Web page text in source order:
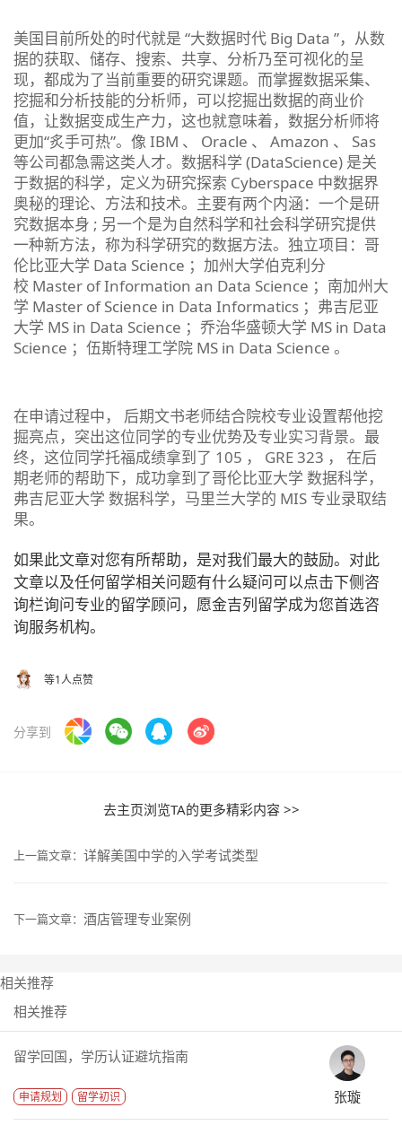
美国目前所处的时代就是 “大数据时代 Big Data ”，从数
据的获取、储存、搜索、共享、分析乃至可视化的呈
现，都成为了当前重要的研究课题。而掌握数据采集、
挖掘和分析技能的分析师，可以挖掘出数据的商业价
值，让数据变成生产力，这也就意味着，数据分析师将
更加“炙手可热”。像 IBM 、 Oracle 、 Amazon 、 Sas
等公司都急需这类人才。数据科学 (DataScience) 是关
于数据的科学，定义为研究探索 Cyberspace 中数据界
奥秘的理论、方法和技术。主要有两个内涵：一个是研
究数据本身 ; 另一个是为自然科学和社会科学研究提供
一种新方法，称为科学研究的数据方法。独立项目：哥
伦比亚大学 Data Science ；加州大学伯克利分
校 Master of Information an Data Science ；南加州大
学 Master of Science in Data Informatics ；弗吉尼亚
大学 MS in Data Science ；乔治华盛顿大学 MS in Data
Science ；伍斯特理工学院 MS in Data Science 。
在申请过程中， 后期文书老师结合院校专业设置帮他挖
掘亮点，突出这位同学的专业优势及专业实习背景。最
终，这位同学托福成绩拿到了 105 ， GRE 323 ， 在后
期老师的帮助下，成功拿到了哥伦比亚大学 数据科学，
弗吉尼亚大学 数据科学，马里兰大学的 MIS 专业录取结
果。
如果此文章对您有所帮助，是对我们最大的鼓励。对此
文章以及任何留学相关问题有什么疑问可以点击下侧咨
询栏询问专业的留学顾问，愿金吉列留学成为您首选咨
询服务机构。
等1人点赞
分享到
去主页浏览TA的更多精彩内容 >>
上一篇文章： 详解美国中学的入学考试类型
下一篇文章： 酒店管理专业案例
相关推荐
相关推荐
留学回国，学历认证避坑指南
申请规划 留学初识 张璇